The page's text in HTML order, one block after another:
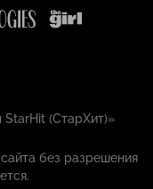
(СтарХит)»
без разрешения